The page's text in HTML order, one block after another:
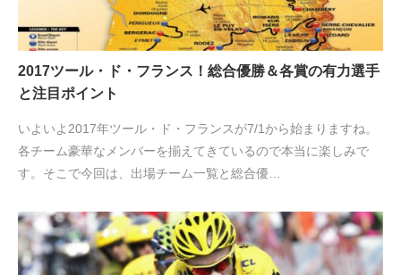
2017ツール・ド・フランス！総合優勝＆各賞の有力選手
と注目ポイント
いよいよ2017年ツール・ド・フランスが7/1から始まりますね。
各チーム豪華なメンバーを揃えてきているので本当に楽しみで
す。そこで今回は、出場チーム一覧と総合優…